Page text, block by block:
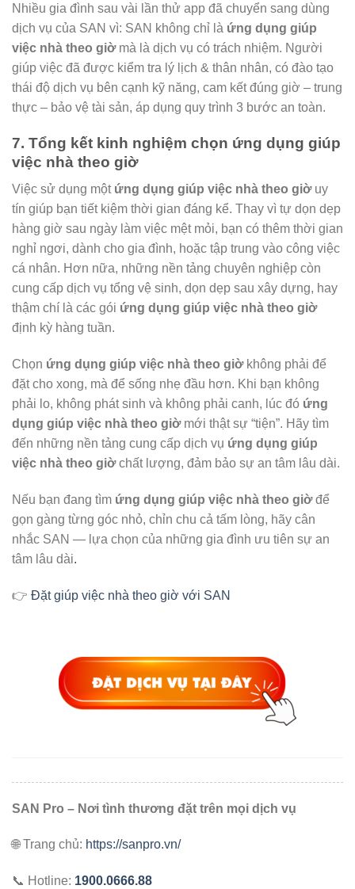
Nhiều gia đình sau vài lần thử app đã chuyển sang dùng
dịch vụ của SAN vì: SAN không chỉ là ứng dụng giúp
việc nhà theo giờmà là dịch vụ có trách nhiệm. Người
giúp việc đã được kiểm tra lý lịch & thân nhân, có đào tạo
thái độ dịch vụ bên cạnh kỹ năng, cam kết đúng giờ – trung
thực – bảo vệ tài sản, áp dụng quy trình 3 bước an toàn.
7. Tổng kết kinh nghiệm chọn ứng dụng giúp
việc nhà theo giờ
Việc sử dụng một ứng dụng giúp việc nhà theo giờuy
tín giúp bạn tiết kiệm thời gian đáng kể. Thay vì tự dọn dẹp
hàng giờ sau ngày làm việc mệt mỏi, bạn có thêm thời gian
nghỉ ngơi, dành cho gia đình, hoặc tập trung vào công việc
cá nhân. Hơn nữa, những nền tảng chuyên nghiệp còn
cung cấp dịch vụ tổng vệ sinh, dọn dẹp sau xây dựng, hay
thậm chí là các gói ứng dụng giúp việc nhà theo giờ
định kỳ hàng tuần.
Chọn ứng dụng giúp việc nhà theo giờkhông phải để
đặt cho xong, mà để sống nhẹ đầu hơn. Khi bạn không
phải lo, không phát sinh và không phải canh, lúc đó ứng
dụng giúp việc nhà theo giờmới thật sự “tiện”. Hãy tìm
đến những nền tảng cung cấp dịch vụ ứng dụng giúp
việc nhà theo giờchất lượng, đảm bảo sự an tâm lâu dài.
Nếu bạn đang tìm ứng dụng giúp việc nhà theo giờđể
gọn gàng từng góc nhỏ, chỉn chu cả tấm lòng, hãy cân
nhắc SAN — lựa chọn của những gia đình ưu tiên sự an
tâm lâu dài.
👉 Đặt giúp việc nhà theo giờ với SAN
SAN Pro – Nơi tình thương đặt trên mọi dịch vụ
🌐 Trang chủ: https://sanpro.vn/
📞 Hotline: 1900.0666.88